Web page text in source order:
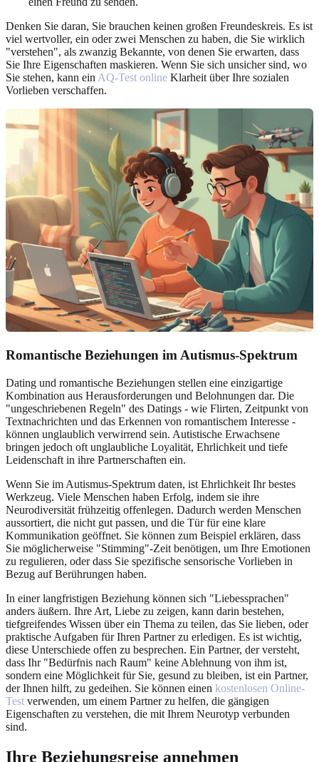
Denken Sie daran, Sie brauchen keinen großen Freundeskreis. Es ist
viel wertvoller, ein oder zwei Menschen zu haben, die Sie wirklich
"verstehen", als zwanzig Bekannte, von denen Sie erwarten, dass
Sie Ihre Eigenschaften maskieren. Wenn Sie sich unsicher sind, wo
Sie stehen, kann ein AQ-Test online Klarheit über Ihre sozialen
Vorlieben verschaffen.
Romantische Beziehungen im Autismus-Spektrum
Dating und romantische Beziehungen stellen eine einzigartige
Kombination aus Herausforderungen und Belohnungen dar. Die
"ungeschriebenen Regeln" des Datings - wie Flirten, Zeitpunkt von
Textnachrichten und das Erkennen von romantischem Interesse -
können unglaublich verwirrend sein. Autistische Erwachsene
bringen jedoch oft unglaubliche Loyalität, Ehrlichkeit und tiefe
Leidenschaft in ihre Partnerschaften ein.
Wenn Sie im Autismus-Spektrum daten, ist Ehrlichkeit Ihr bestes
Werkzeug. Viele Menschen haben Erfolg, indem sie ihre
Neurodiversität frühzeitig offenlegen. Dadurch werden Menschen
aussortiert, die nicht gut passen, und die Tür für eine klare
Kommunikation geöffnet. Sie können zum Beispiel erklären, dass
Sie möglicherweise "Stimming"-Zeit benötigen, um Ihre Emotionen
zu regulieren, oder dass Sie spezifische sensorische Vorlieben in
Bezug auf Berührungen haben.
In einer langfristigen Beziehung können sich "Liebessprachen"
anders äußern. Ihre Art, Liebe zu zeigen, kann darin bestehen,
tiefgreifendes Wissen über ein Thema zu teilen, das Sie lieben, oder
praktische Aufgaben für Ihren Partner zu erledigen. Es ist wichtig,
diese Unterschiede offen zu besprechen. Ein Partner, der versteht,
dass Ihr "Bedürfnis nach Raum" keine Ablehnung von ihm ist,
sondern eine Möglichkeit für Sie, gesund zu bleiben, ist ein Partner,
der Ihnen hilft, zu gedeihen. Sie können einen kostenlosen Online-
Test verwenden, um einem Partner zu helfen, die gängigen
Eigenschaften zu verstehen, die mit Ihrem Neurotyp verbunden
sind.
Ihre Beziehungsreise annehmen